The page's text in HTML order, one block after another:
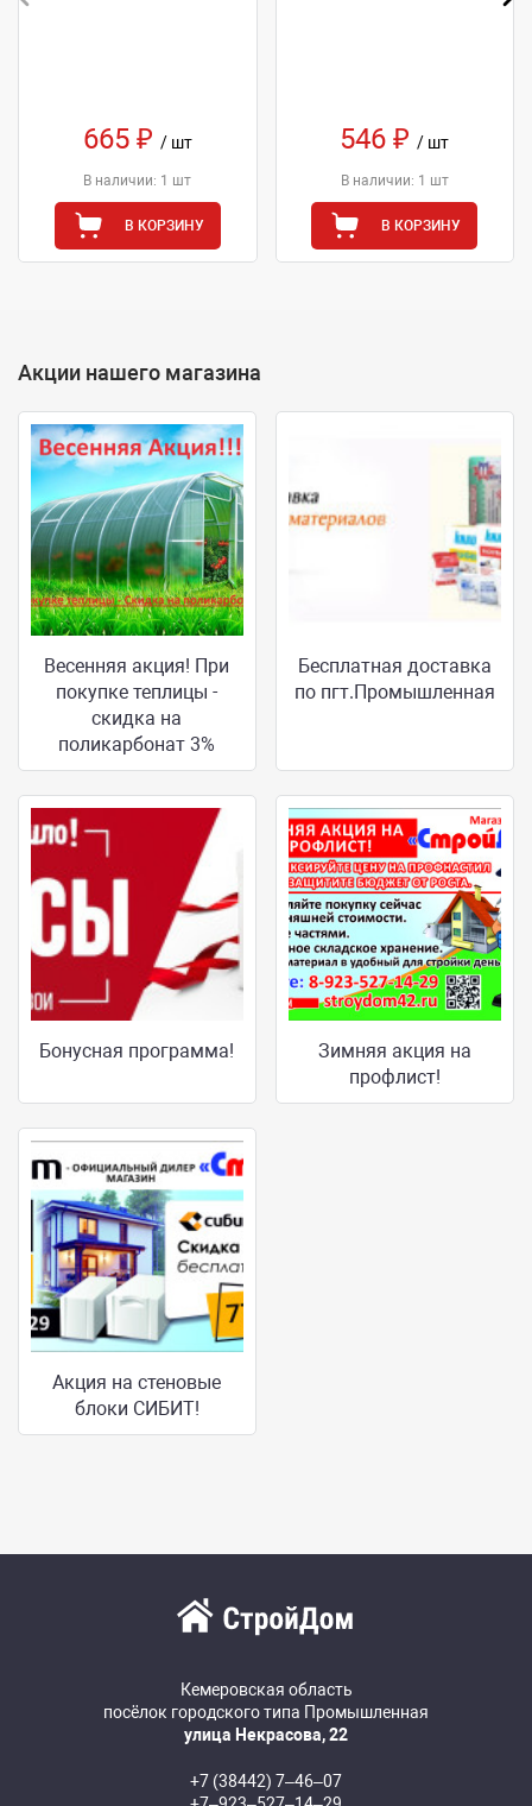
665 ₽ / шт
В наличии: 1 шт
В КОРЗИНУ
546 ₽/ шт
В наличии: 1 шт
В КОРЗИНУ
Акции нашего магазина
Весенняя акция! При
покупке теплицы -
скидка на
поликарбонат 3%
Бесплатная доставка
по пгт.Промышленная
Бонусная программа!
Зимняя акция на
профлист!
Акция на стеновые
блоки СИБИТ!
Кемеровская область
посёлок городского типа Промышленная
улица Некрасова, 22
+7 (38442) 7‒46‒07